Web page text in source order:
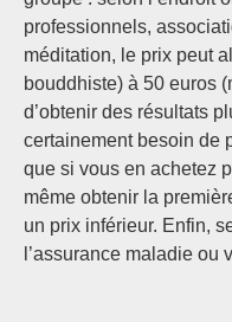
professionnels,
méditation, le prix peut
bouddhiste) à 50 euros
d’obtenir des résultats
certainement besoin de
que si vous en achetez
même obtenir la
un prix inférieur. Enfin,
l’assurance maladie ou